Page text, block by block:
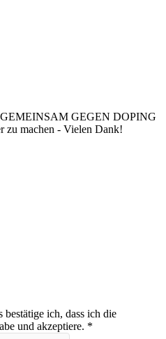
GEGEN DOPING
zu machen - Vielen Dank!
ich, dass ich die
und akzeptiere. *